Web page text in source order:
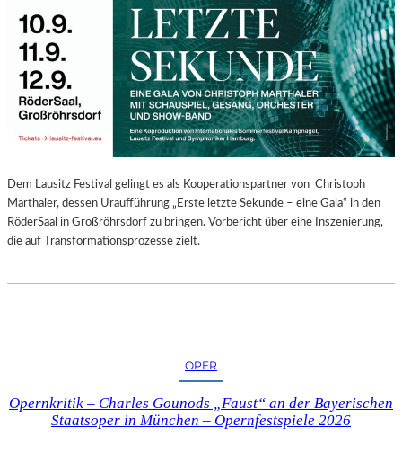
Ü
H
L
E
N
“
–
A
U
S
S
T
R
I
Dem Lausitz Festival gelingt es als Kooperationspartner von Christoph
Marthaler, dessen Uraufführung „Erste letzte Sekunde – eine Gala“ in den
RöderSaal in Großröhrsdorf zu bringen. Vorbericht über eine Inszenierung,
die auf Transformationsprozesse zielt.
OPER
Opernkritik – Charles Gounods „Faust“ an der Bayerischen
Staatsoper in München – Opernfestspiele 2026